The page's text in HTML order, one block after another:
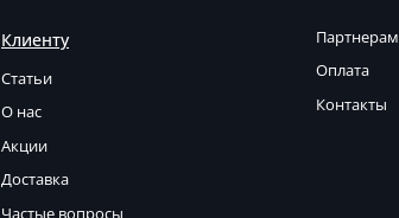
Клиенту
Статьи
О нас
Акции
Доставка
Частые вопросы
Партнерам
Оплата
Контакты